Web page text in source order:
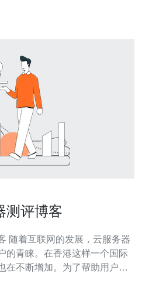
测评博客
的青睐。在香港这样一个国际
在不断增加。为了帮助用户选